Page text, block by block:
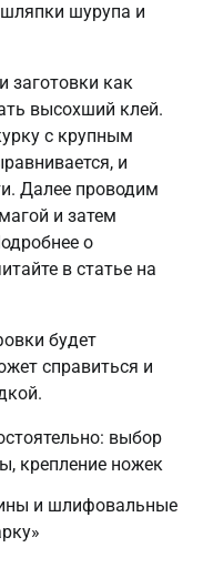
шурупа и
заготовки как
высохший клей.
с крупным
и
Далее проводим
и затем
о
в статье на
будет
справиться и
и шлифовальные